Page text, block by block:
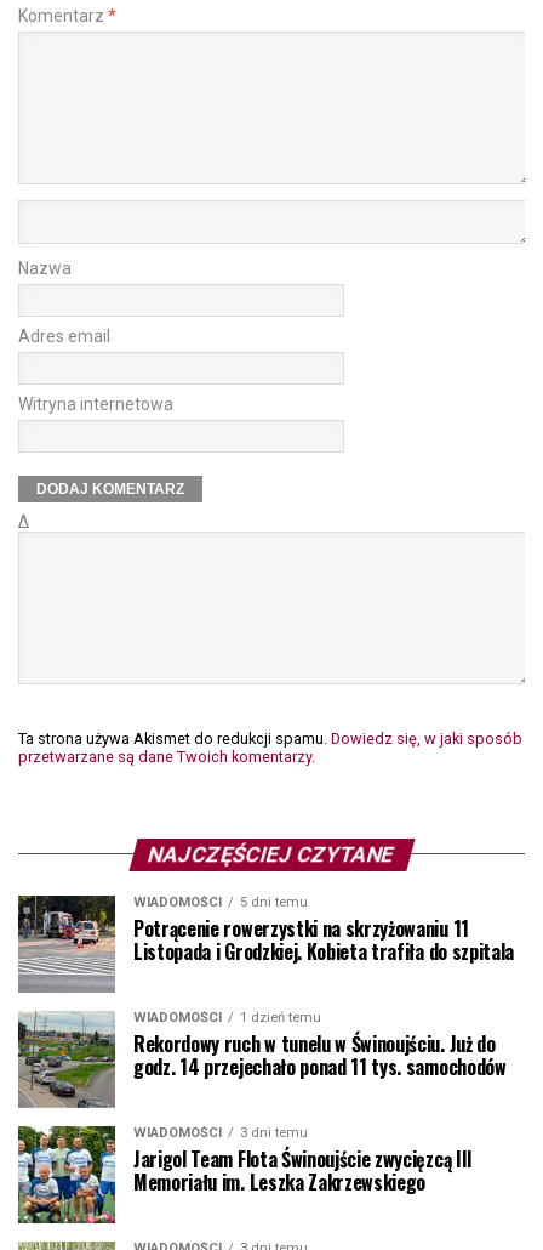
Komentarz *
Nazwa
Adres email
Witryna internetowa
Δ
Ta strona używa Akismet do redukcji spamu. Dowiedz się, w jaki sposób
przetwarzane są dane Twoich komentarzy.
NAJCZĘŚCIEJ CZYTANE
WIADOMOŚCI 5 dni temu
Potrącenie rowerzystki na skrzyżowaniu 11
Listopada i Grodzkiej. Kobieta trafiła do szpitala
WIADOMOŚCI 1 dzień temu
Rekordowy ruch w tunelu w Świnoujściu. Już do
godz. 14 przejechało ponad 11 tys. samochodów
WIADOMOŚCI 3 dni temu
Jarigol Team Flota Świnoujście zwycięzcą III
Memoriału im. Leszka Zakrzewskiego